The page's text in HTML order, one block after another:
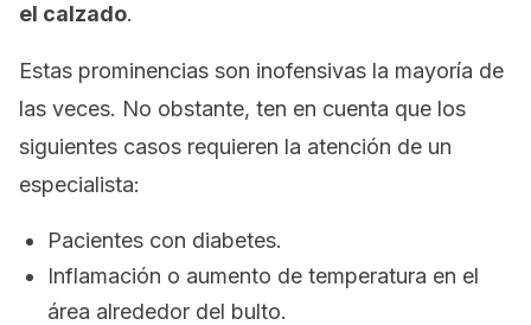
el calzado.
Estas prominencias son inofensivas la mayoría de
las veces. No obstante, ten en cuenta que los
siguientes casos requieren la atención de un
especialista:
Pacientes con diabetes.
Inflamación o aumento de temperatura en el
área alrededor del bulto.